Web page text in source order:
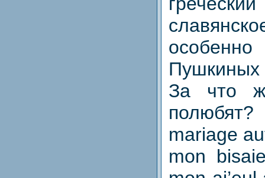
За
что
полюбят?
mariage
mon